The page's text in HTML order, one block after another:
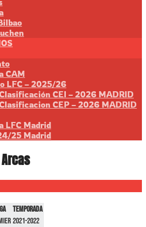
CAM
LFC – 2025/26
CEI – 2026 MADRID
CEP – 2026 MADRID
LFC Madrid
25 Madrid
Temporada
2021-2022